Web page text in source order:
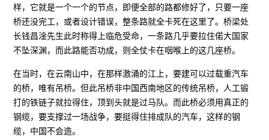
样，它就是一个一个的节点，即便全部的路都修好了，只要一座
桥还没完工，或者设计错误，整条路就全卡死在这里了。桥梁处
长钱昌淦先生此时称得上临危受命，一条路几乎要拉住偌大国家
不坠深渊，而此路能否功成，则全仗卡在咽喉上的这几座桥。
在当时，在云南山中，在那样激涌的江上，要建可以过载重汽车
的桥，唯有吊桥。但此吊桥非中国西南地区的传统吊桥，人工锻
打的铁链子就拉得住，顶到头就是过马队。而此桥必须用真正的
钢缆，要支撑过一场战争，要挺得住排成队的汽车，这样的钢
缆，中国不会造。